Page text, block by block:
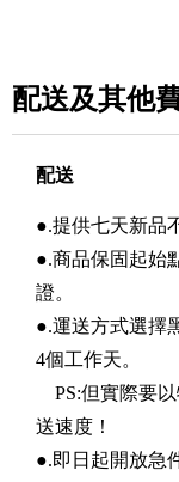
配送及其他
配送
●.提供七天新品
●.商品保固起始
證。
●.運送方式選擇
4個工作天。
PS:但實際要
送速度！
●.即日起開放急